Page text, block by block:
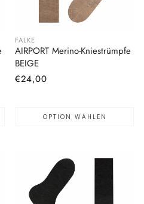
FALKE
AIRPORT Merino-Kniestrümpfe
BEIGE
Normaler
€24,00
OPTION WÄHLEN